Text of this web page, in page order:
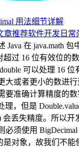
用法细节详解
章推荐软件开发 日常
Java 在 java.math 包
超过 16 位有效位的
可以处理 16
大或者更小的数进
要准确计算精度的
理，但是
会丢失精度。所以
须使用 BigDecimal
是对象，故我们不能